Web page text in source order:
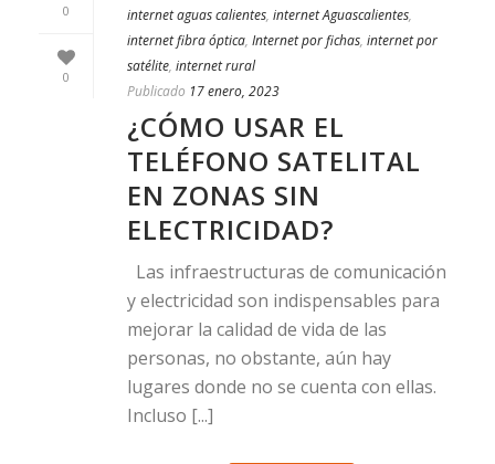
0
0
internet aguas calientes, internet Aguascalientes,
internet fibra óptica, Internet por fichas, internet por
satélite, internet rural
Publicado 17 enero, 2023
¿CÓMO USAR EL
TELÉFONO SATELITAL
EN ZONAS SIN
ELECTRICIDAD?
Las infraestructuras de comunicación
y electricidad son indispensables para
mejorar la calidad de vida de las
personas, no obstante, aún hay
lugares donde no se cuenta con ellas.
Incluso [...]